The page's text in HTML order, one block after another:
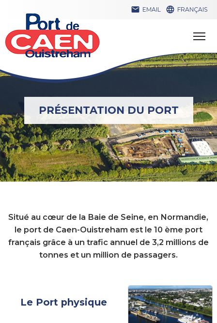
 EMAIL  FRANÇAIS
PRÉSENTATION DU PORT
Situé au cœur de la Baie de Seine, en Normandie,
le port de Caen-Ouistreham est le 10 ème port
français grâce à un trafic annuel de 3,2 millions de
tonnes et un million de passagers.
Le Port physique